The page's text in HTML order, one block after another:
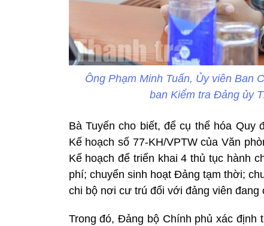
Ông Phạm Minh Tuấn, Ủy viên Ban
ban Kiểm tra Đảng ủy
Bà Tuyến cho biết, để cụ thể hóa
Kế hoạch số 77-KH/VPTW của Văn
Kế hoạch để triển khai 4 thủ tục hành
phí; chuyển sinh hoạt Đảng tạm thời;
chi bộ nơi cư trú đối với đảng viên
Trong đó, Đảng bộ Chính phủ xác